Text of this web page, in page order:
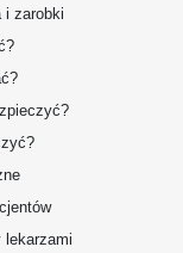
i zarobki
lekarzami